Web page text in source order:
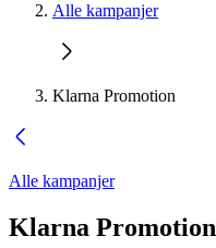
Alle kampanjer
Klarna Promotion
Alle kampanjer
Klarna Promotion